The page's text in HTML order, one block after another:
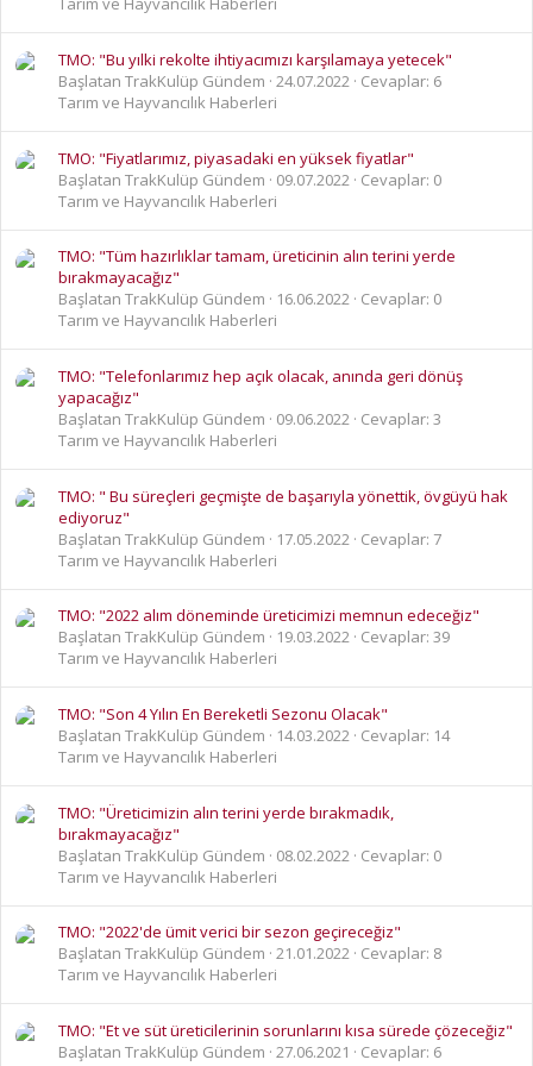
TMO: "Bu yılki rekolte ihtiyacımızı karşılamaya yetecek"
Başlatan TrakKulüp Gündem 24.07.2022 Cevaplar: 6
Tarım ve Hayvancılık Haberleri
TMO: "Fiyatlarımız, piyasadaki en yüksek fiyatlar"
Başlatan TrakKulüp Gündem
09.07.2022
Cevaplar: 0
Tarım ve Hayvancılık Haberleri
TMO: "Tüm hazırlıklar tamam, üreticinin alın terini yerde
bırakmayacağız"
Başlatan TrakKulüp Gündem
16.06.2022 Cevaplar: 0
Tarım ve Hayvancılık Haberleri
TMO: "Telefonlarımız hep açık olacak, anında geri dönüş
yapacağız"
Başlatan TrakKulüp Gündem
09.06.2022 Cevaplar: 3
Tarım ve Hayvancılık Haberleri
TMO: " Bu süreçleri geçmişte de başarıyla yönettik, övgüyü hak
ediyoruz"
Başlatan TrakKulüp Gündem
17.05.2022
Cevaplar: 7
Tarım ve Hayvancılık Haberleri
TMO: "2022 alım döneminde üreticimizi memnun edeceğiz"
Başlatan TrakKulüp Gündem
19.03.2022 Cevaplar: 39
Tarım ve Hayvancılık Haberleri
TMO: "Son 4 Yılın En Bereketli Sezonu Olacak"
Başlatan TrakKulüp Gündem
14.03.2022 Cevaplar: 14
Tarım ve Hayvancılık Haberleri
TMO: "Üreticimizin alın terini yerde bırakmadık,
bırakmayacağız"
Başlatan TrakKulüp Gündem
08.02.2022
Cevaplar: 0
Tarım ve Hayvancılık Haberleri
TMO: "2022'de ümit verici bir sezon geçireceğiz"
Başlatan TrakKulüp Gündem 21.01.2022 Cevaplar: 8
Tarım ve Hayvancılık Haberleri
TMO: "Et ve süt üreticilerinin sorunlarını kısa sürede çözeceğiz"
Başlatan TrakKulüp Gündem 27.06.2021
Cevaplar: 6